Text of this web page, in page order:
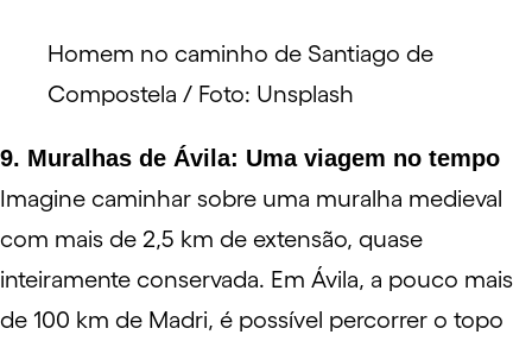
Homem no caminho de Santiago de
Compostela / Foto: Unsplash
9. Muralhas de Ávila: Uma viagem no tempo
Imagine caminhar sobre uma muralha medieval
com mais de 2,5 km de extensão, quase
inteiramente conservada. Em Ávila, a pouco mais
de 100 km de Madri, é possível percorrer o topo